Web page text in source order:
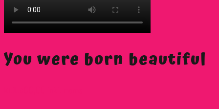
You were born beautiful